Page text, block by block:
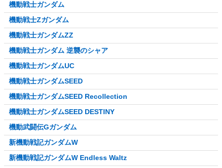
機動戦士ガンダム
機動戦士Zガンダム
機動戦士ガンダムZZ
機動戦士ガンダム 逆襲のシャア
機動戦士ガンダムUC
機動戦士ガンダムSEED
機動戦士ガンダムSEED Recollection
機動戦士ガンダムSEED DESTINY
機動武闘伝Gガンダム
新機動戦記ガンダムW
新機動戦記ガンダムW Endless Waltz